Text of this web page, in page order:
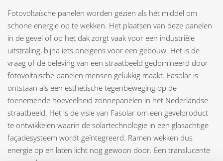
Fotovoltaïsche panelen worden gezien als hét middel om
schone energie op te wekken. Het plaatsen van deze panelen
in de gevel of op het dak zorgt vaak voor een industriële
uitstraling, bijna iets oneigens voor een gebouw. Het is de
vraag of de beleving van een straatbeeld gedomineerd door
fotovoltaïsche panelen mensen gelukkig maakt. Fasolar is
ontstaan als een esthetische tegenbeweging op de
toenemende hoeveelheid zonnepanelen in het Nederlandse
straatbeeld. Het is de visie van Fasolar om een gevelproduct
te ontwikkelen waarin de solartechnologie in een glasachtige
façadesysteem wordt geïntegreerd. Ramen wekken dus
energie op en laten licht nog gewoon door. Een translucente